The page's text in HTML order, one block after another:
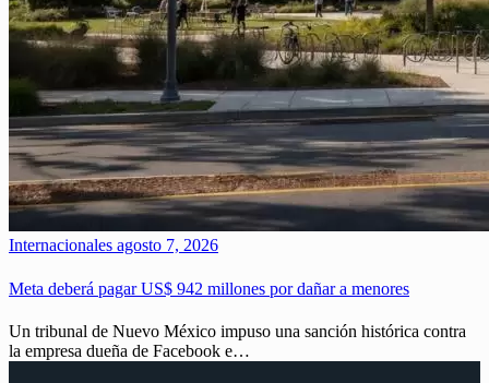
Internacionales agosto 7, 2026
Meta deberá pagar US$ 942 millones por dañar a menores
Un tribunal de Nuevo México impuso una sanción histórica contra
la empresa dueña de Facebook e…